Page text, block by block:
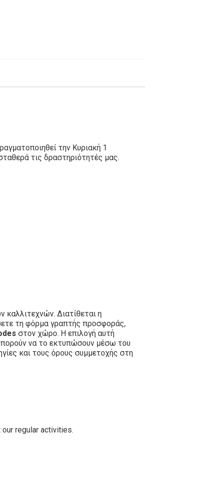
την Κυριακή 1
τις δραστηριότητές μας.
Διατίθεται η
τη φόρμα γραπτής προσφοράς,
στον χώρο. Η επιλογή αυτή
να το εκτυπώσουν μέσω του
και τους όρους συμμετοχής στη
regular activities.